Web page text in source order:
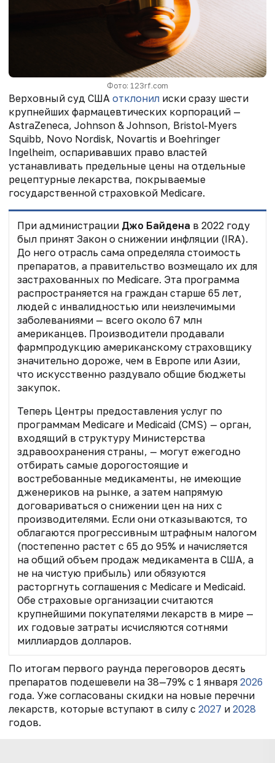
Фото: 123rf.com
Верховный суд США отклонил иски сразу шести
крупнейших фармацевтических корпораций —
AstraZeneca, Johnson & Johnson, Bristol-Myers
Squibb, Novo Nordisk, Novartis и Boehringer
Ingelheim, оспаривавших право властей
устанавливать предельные цены на отдельные
рецептурные лекарства, покрываемые
государственной страховкой Medicare.
При администрацииДжо Байдена в 2022 году
был принят Закон о снижении инфляции (IRA).
До него отрасль сама определяла стоимость
препаратов, а правительство возмещало их для
застрахованных по Medicare. Эта программа
распространяется на граждан старше 65 лет,
людей с инвалидностью или неизлечимыми
заболеваниями — всего около 67 млн
американцев. Производители продавали
фармпродукцию американскому страховщику
значительно дороже, чем в Европе или Азии,
что искусственно раздувало общие бюджеты
закупок.
Теперь Центры предоставления услуг по
программам Medicare и Medicaid (CMS) — орган,
входящий в структуру Министерства
здравоохранения страны, — могут ежегодно
отбирать самые дорогостоящие и
востребованные медикаменты, не имеющие
дженериков на рынке, а затем напрямую
договариваться о снижении цен на них с
производителями. Если они отказываются, то
облагаются прогрессивным штрафным налогом
(постепенно растет с 65 до 95% и начисляется
на общий объем продаж медикамента в США, а
не на чистую прибыль) или обязуются
расторгнуть соглашения с Medicare и Medicaid.
Обе страховые организации считаются
крупнейшими покупателями лекарств в мире —
их годовые затраты исчисляются сотнями
миллиардов долларов.
По итогам первого раунда переговоров десять
препаратов подешевели на 38—79% с 1 января 2026
года. Уже согласованы скидки на новые перечни
лекарств, которые вступают в силу с 2027 и 2028
годов.